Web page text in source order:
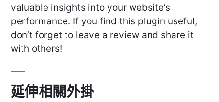
valuable insights into your website’s
performance. If you find this plugin useful,
don’t forget to leave a review and share it
with others!
延伸相關外掛